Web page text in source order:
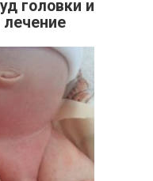
головки и